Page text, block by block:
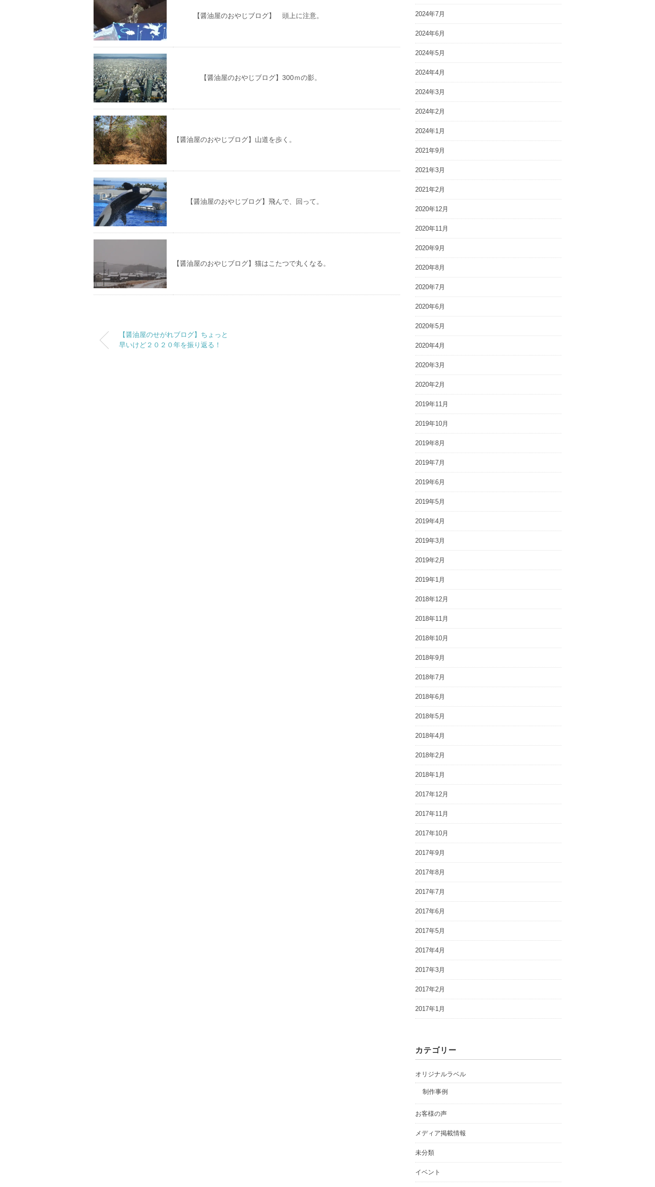
【醤油屋のおやじブログ】 頭上に注意。
【醤油屋のおやじブログ】300ｍの影。
【醤油屋のおやじブログ】山道を歩く。
【醤油屋のおやじブログ】飛んで、回って。
【醤油屋のおやじブログ】猫はこたつで丸くなる。
【醤油屋のせがれブログ】ちょっと
早いけど２０２０年を振り返る！
2024年7月
2024年6月
2024年5月
2024年4月
2024年3月
2024年2月
2024年1月
2021年9月
2021年3月
2021年2月
2020年12月
2020年11月
2020年9月
2020年8月
2020年7月
2020年6月
2020年5月
2020年4月
2020年3月
2020年2月
2019年11月
2019年10月
2019年8月
2019年7月
2019年6月
2019年5月
2019年4月
2019年3月
2019年2月
2019年1月
2018年12月
2018年11月
2018年10月
2018年9月
2018年7月
2018年6月
2018年5月
2018年4月
2018年2月
2018年1月
2017年12月
2017年11月
2017年10月
2017年9月
2017年8月
2017年7月
2017年6月
2017年5月
2017年4月
2017年3月
2017年2月
2017年1月
カテゴリー
オリジナルラベル
制作事例
お客様の声
メディア掲載情報
未分類
イベント